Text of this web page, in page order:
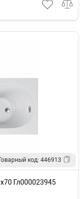
код: 446913
Гл000023945